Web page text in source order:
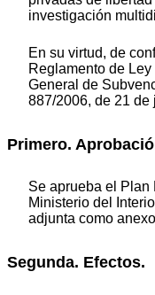
investigación
En su virtud, de
Reglamento de
General de
887/2006, de 21 de
Primero.
Se aprueba el Plan
Ministerio del
adjunta como
Segunda. Efectos.